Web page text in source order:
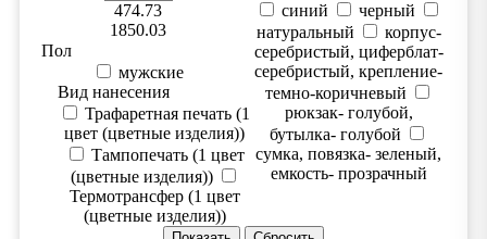
474.73
1850.03
синий
черный
натуральный
корпус-
серебристый, циферблат-
серебристый, крепление-
темно-коричневый
рюкзак- голубой,
бутылка- голубой
сумка, повязка- зеленый,
емкость- прозрачный
Пол
мужские
Вид нанесения
Трафаретная печать (1
цвет (цветные изделия))
Тампопечать (1 цвет
(цветные изделия))
Термотрансфер (1 цвет
(цветные изделия))